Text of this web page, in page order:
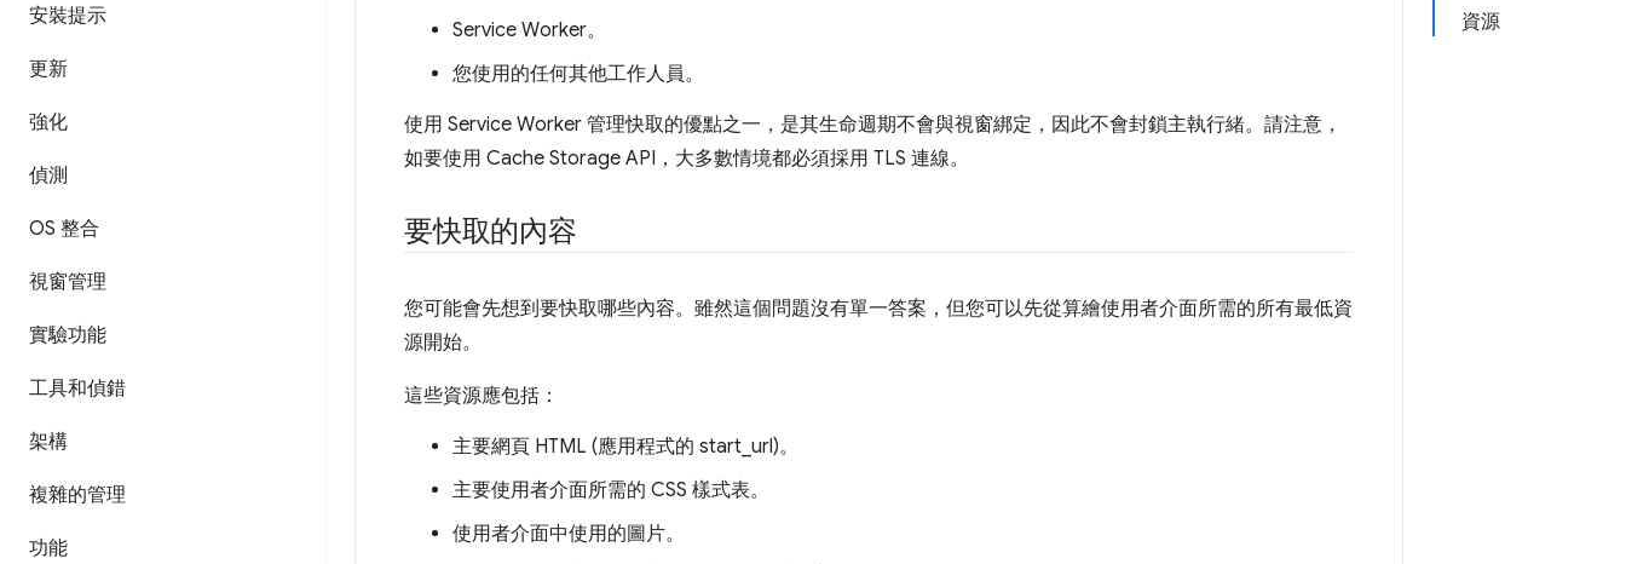
安裝提示
更新
強化
偵測
OS 整合
視窗管理
實驗功能
工具和偵錯
架構
複雜的管理
功能
資源
Service Worker。
您使用的任何其他工作人員。
使用 Service Worker 管理快取的優點之一，是其生命週期不會與視窗綁定，因此不會封鎖主執行緒。請注意，
如要使用 Cache Storage API，大多數情境都必須採用 TLS 連線。
要快取的內容
您可能會先想到要快取哪些內容。雖然這個問題沒有單一答案，但您可以先從算繪使用者介面所需的所有最低資
源開始。
這些資源應包括：
主要網頁 HTML (應用程式的 start_url)。
主要使用者介面所需的 CSS 樣式表。
使用者介面中使用的圖片。